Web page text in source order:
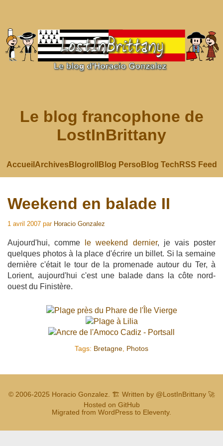
Le blog francophone de
LostInBrittany
Accueil ArchivesBlogroll Blog Perso Blog Tech RSS Feed
Weekend en balade II
1 avril 2007 par Horacio Gonzalez
Aujourd'hui, comme le weekend dernier, je vais poster
quelques photos à la place d'écrire un billet. Si la semaine
dernière c'était le tour de la promenade autour du Ter, à
Lorient, aujourd'hui c'est une balade dans la côte nord-
ouest du Finistère.
Tags: Bretagne Photos
© 2006-2025 Horacio Gonzalez 🏗️ Written by @LostInBrittany🚀
Hosted on GitHub
Migrated from WordPress to Eleventy.